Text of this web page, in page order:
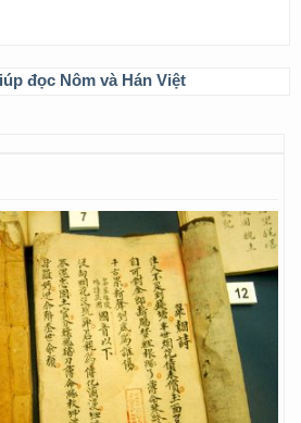
đọc Nôm và Hán Việt